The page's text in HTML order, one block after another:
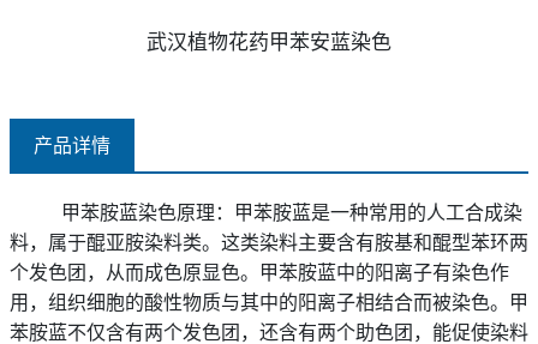
武汉植物花药甲苯安蓝染色
产品详情
甲苯胺蓝染色原理：甲苯胺蓝是一种常用的人工合成染
料，属于醌亚胺染料类。这类染料主要含有胺基和醌型苯环两
个发色团，从而成色原显色。甲苯胺蓝中的阳离子有染色作
用，组织细胞的酸性物质与其中的阳离子相结合而被染色。甲
苯胺蓝不仅含有两个发色团，还含有两个助色团，能促使染料